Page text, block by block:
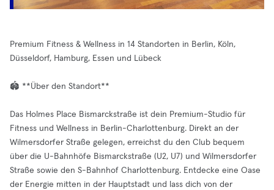
Premium Fitness & Wellness in 14 Standorten in Berlin, Köln,
Düsseldorf, Hamburg, Essen und Lübeck
🏟️ **Über den Standort**
Das Holmes Place Bismarckstraße ist dein Premium-Studio für
Fitness und Wellness in Berlin-Charlottenburg. Direkt an der
Wilmersdorfer Straße gelegen, erreichst du den Club bequem
über die U-Bahnhöfe Bismarckstraße (U2, U7) und Wilmersdorfer
Straße sowie den S-Bahnhof Charlottenburg. Entdecke eine Oase
der Energie mitten in der Hauptstadt und lass dich von der